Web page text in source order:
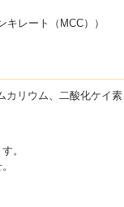
キレート（MCC））
カリウム、二酸化ケイ素
。